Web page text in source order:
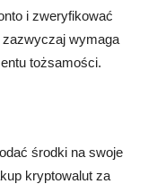
i zweryfikować
wymaga
tożsamości.
środki na swoje
kryptowalut za